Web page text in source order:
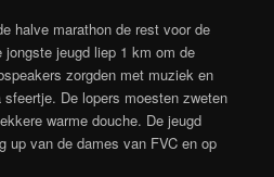
halve marathon de rest voor de
jongste jeugd liep 1 km om de
zorgden met muziek en
De lopers moesten zweten
warme douche. De jeugd
up van de dames van FVC en op